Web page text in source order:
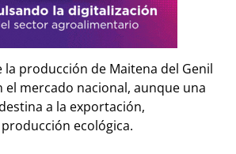
la producción de Maitena del Genil
el mercado nacional, aunque una
a la exportación,
ecológica.